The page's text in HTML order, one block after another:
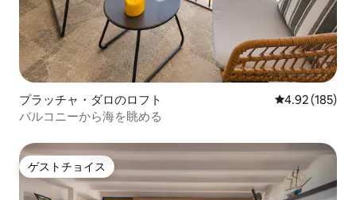
プラッチャ・ダロのロフト レビュー185
4.92 (185)
バルコニーから海を眺める
ゲストチョイス
ゲストチョイス